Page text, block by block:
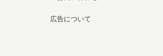
広告について